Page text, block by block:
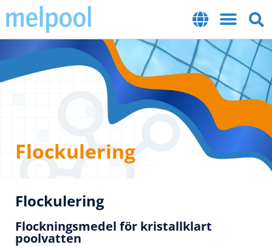
Flockulering
Flockulering
Flockningsmedel för kristallklart
poolvatten